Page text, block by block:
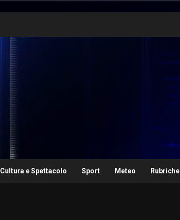
Cultura e Spettacolo Sport Meteo Rubriche